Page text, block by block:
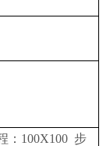
： 100X100 步